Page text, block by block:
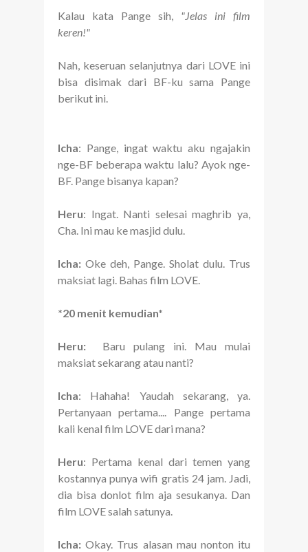
Kalau kata Pange sih, "Jelas ini film
keren!"
Nah, keseruan selanjutnya dari LOVE ini
bisa disimak dari BF-ku sama Pange
berikut ini.
Icha: Pange, ingat waktu aku ngajakin
nge-BF beberapa waktu lalu? Ayok nge-
BF. Pange bisanya kapan?
Heru: Ingat. Nanti selesai maghrib ya,
Cha. Ini mau ke masjid dulu.
Icha: Oke deh, Pange. Sholat dulu. Trus
maksiat lagi. Bahas film LOVE.
*20 menit kemudian*
Heru: Baru pulang ini. Mau mulai
maksiat sekarang atau nanti?
Icha: Hahaha! Yaudah sekarang, ya.
Pertanyaan pertama.... Pange pertama
kali kenal film LOVE dari mana?
Heru: Pertama kenal dari temen yang
kostannya punya wifi gratis 24 jam. Jadi,
dia bisa donlot film aja sesukanya. Dan
film LOVE salah satunya.
Icha: Okay. Trus alasan mau nonton itu